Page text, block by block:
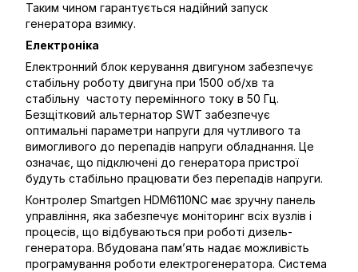
Таким чином гарантується надійний запуск
генератора взимку.
Електроніка
Електронний блок керування двигуном забезпечує
стабільну роботу двигуна при 1500 об/хв та
стабільну частоту перемінного току в 50 Гц.
Безщітковий альтернатор SWT забезпечує
оптимальні параметри напруги для чутливого та
вимогливого до перепадів напруги обладнання. Це
означає, що підключені до генератора пристрої
будуть стабільно працювати без перепадів напруги.
Контролер Smartgen HDM6110NC має зручну панель
управління, яка забезпечує моніторинг всіх вузлів і
процесів, що відбуваються при роботі дизель-
генератора. Вбудована пам’ять надає можливість
програмування роботи електрогенератора. Система